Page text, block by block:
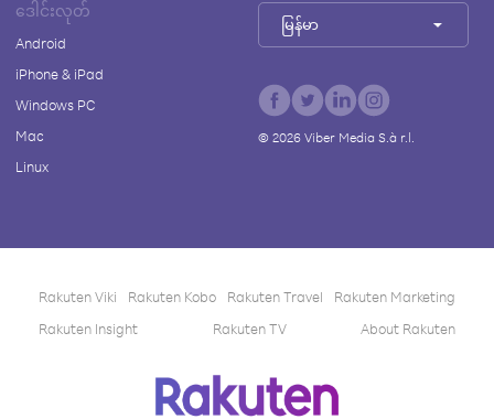
ဒေါင်းလုတ်
Android
iPhone & iPad
Windows PC
Mac
Linux
မြန်မာ
© 2026Viber Media S.à r.l.
Rakuten Viki Rakuten Kobo Rakuten Travel
Rakuten Marketing
Rakuten Insight
Rakuten TV About Rakuten